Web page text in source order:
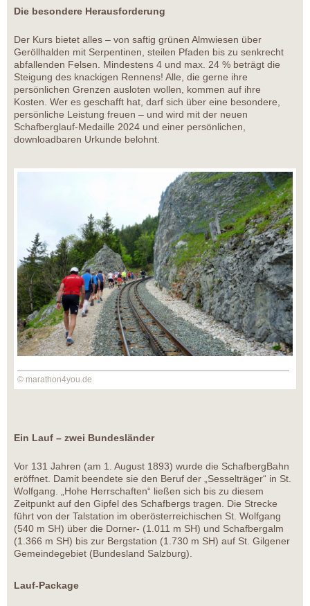
Die besondere Herausforderung
Der Kurs bietet alles – von saftig grünen Almwiesen über
Geröllhalden mit Serpentinen, steilen Pfaden bis zu senkrecht
abfallenden Felsen. Mindestens 4 und max. 24 % beträgt die
Steigung des knackigen Rennens! Alle, die gerne ihre
persönlichen Grenzen ausloten wollen, kommen auf ihre
Kosten. Wer es geschafft hat, darf sich über eine besondere,
persönliche Leistung freuen – und wird mit der neuen
Schafberglauf-Medaille 2024 und einer persönlichen,
downloadbaren Urkunde belohnt.
© marathon4you.de
Ein Lauf – zwei Bundesländer
Vor 131 Jahren (am 1. August 1893) wurde die SchafbergBahn
eröffnet. Damit beendete sie den Beruf der „Sesselträger“ in St.
Wolfgang. „Hohe Herrschaften“ ließen sich bis zu diesem
Zeitpunkt auf den Gipfel des Schafbergs tragen. Die Strecke
führt von der Talstation im oberösterreichischen St. Wolfgang
(540 m SH) über die Dorner- (1.011 m SH) und Schafbergalm
(1.366 m SH) bis zur Bergstation (1.730 m SH) auf St. Gilgener
Gemeindegebiet (Bundesland Salzburg).
Lauf-Package